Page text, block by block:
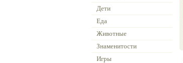
Дети
Еда
Животные
Знаменитости
Игры